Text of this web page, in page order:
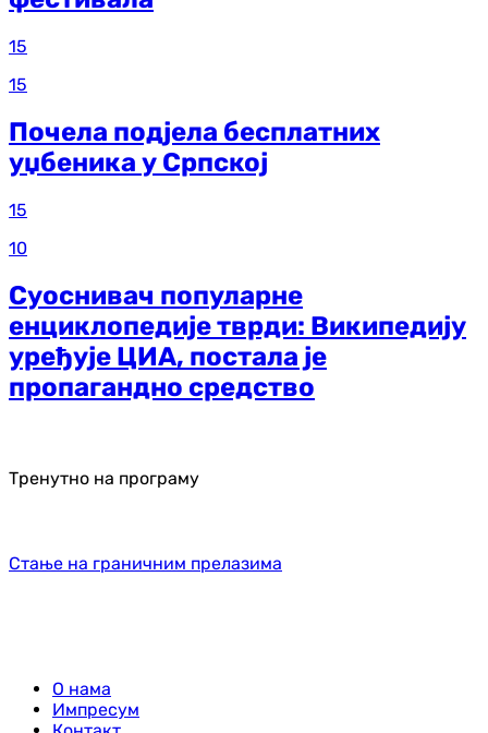
15
15
Почела подјела бесплатних
уџбеника у Српској
15
10
Суоснивач популарне
енциклопедије тврди: Википедију
уређује ЦИА, постала је
пропагандно средство
Тренутно на програму
Стање на граничним прелазима
О нама
Импресум